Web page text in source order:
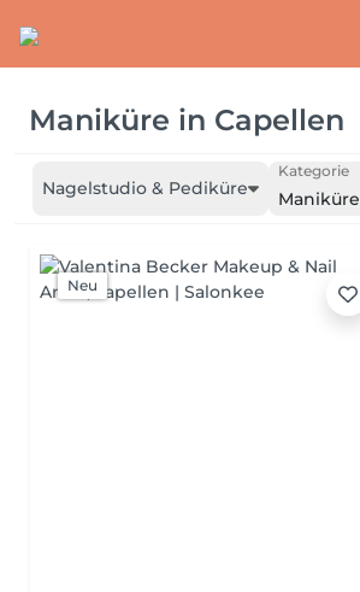
Maniküre in Capellen
Nagelstudio & Pediküre
Kategorie
Maniküre
Neu